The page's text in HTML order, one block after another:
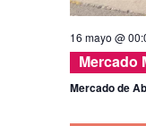
16 mayo @
Mercado
Mercado de